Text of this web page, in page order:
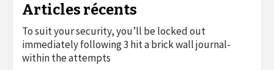
Articles récents
To suit your security, you’ll be locked out
immediately following 3 hit a brick wall journal-
within the attempts